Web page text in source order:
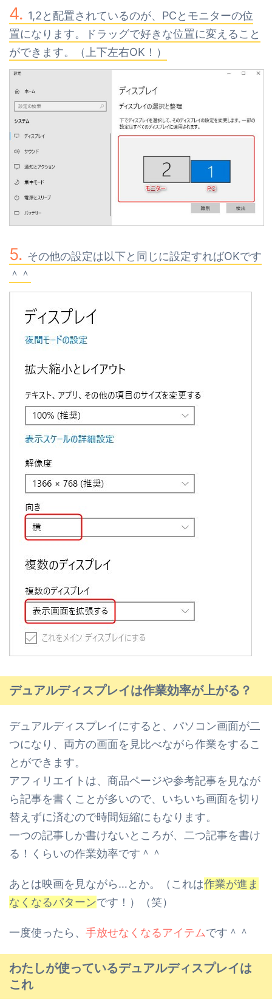
1,2と配置されているのが、PCとモニターの位
置になります。ドラッグで好きな位置に変えること
ができます。（上下左右OK！）
その他の設定は以下と同じに設定すればOKです
＾＾
デュアルディスプレイは作業効率が上がる？
デュアルディスプレイにすると、パソコン画面が二
つになり、 両方の画面を見比べながら作業をするこ
とができます。
アフィリエイトは、商品ページや参考記事を見なが
ら記事を書くことが多いので、 いちいち画面を切り
替えずに済むので時間短縮にもなります。
一つの記事しか書けないところが、二つ記事を書け
る！くらいの作業効率です＾＾
あとは映画を見ながら…とか。（これは作業が進ま
なくなるパターンです！）（笑）
一度使ったら、 手放せなくなるアイテムです＾＾
わたしが使っているデュアルディスプレイは
これ